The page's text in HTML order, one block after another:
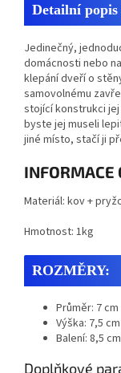
Detailní
Jedinečný,
domácnosti nebo
klepání dveří o
samovolnému
stojící konstrukci
byste jej museli
jiné místo, stačí ji
INFORMACE
Materiál: kov +
Hmotnost: 1kg
ROZMĚRY:
Průměr: 7 cm
Výška: 7,5 cm
Balení: 8,5
Doplňkové